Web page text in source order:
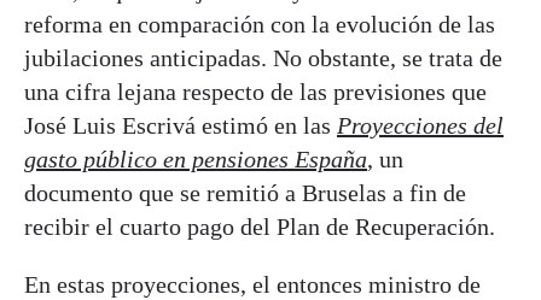
reforma en comparación con la evolución de las
jubilaciones anticipadas. No obstante, se trata de
una cifra lejana respecto de las previsiones que
José Luis Escrivá estimó en las Proyecciones del
gasto público en pensiones España, un
documento que se remitió a Bruselas a fin de
recibir el cuarto pago del Plan de Recuperación.
En estas proyecciones, el entonces ministro de